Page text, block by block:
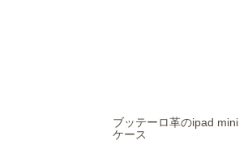
ブッテーロ革のipad mini
ケース